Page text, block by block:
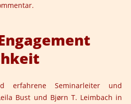
erfahrene Seminarleiter und
Bust und Bjørn T. Leimbach in